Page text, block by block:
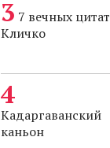
7 вечных цитат
Кличко
Кадаргаванский
каньон